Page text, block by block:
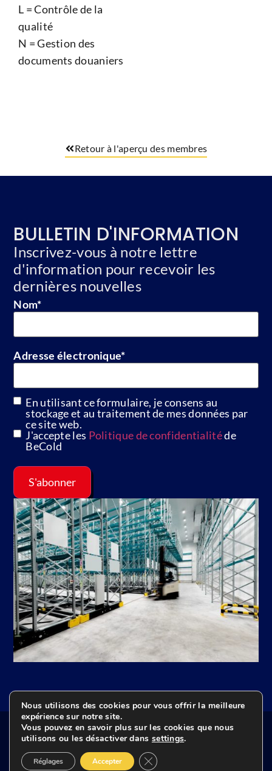
L = Contrôle de la
qualité
N = Gestion des
documents douaniers
Retour à l'aperçu des membres
BULLETIN D'INFORMATION
Inscrivez-vous à notre lettre
d'information pour recevoir les
dernières nouvelles
Nom*
Adresse électronique*
GDPR
En utilisant ce formulaire, je consens au
stockage et au traitement de mes données par
ce site web.
J'accepte les Politique de confidentialitéde
BeCold
S'abonner
© 2009-2026 BeCold tous droits réservés
Politique de confidentialité
Nous utilisons des cookies pour vous offrir la meilleure
expérience sur notre site.
Vous pouvez en savoir plus sur les cookies que nous
utilisons ou les désactiver dans settings.
Accepter
Réglages Fermer la bannière des cookies